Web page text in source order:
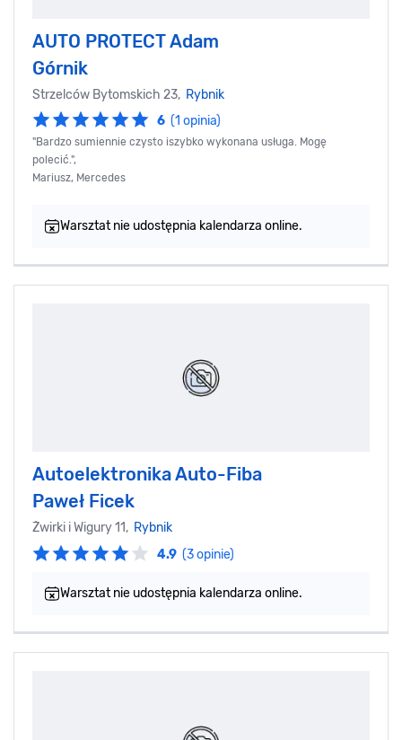
AUTO PROTECT Adam
Górnik
Strzelców Bytomskich 23, Rybnik
6 (1 opinia)
"Bardzo sumiennie czysto iszybko wykonana usługa. Mogę
polecić.",
Mariusz, Mercedes
Warsztat nie udostępnia kalendarza online.
Autoelektronika Auto-Fiba
Paweł Ficek‎
Żwirki i Wigury 11, Rybnik
4.9 (3 opinie)
Warsztat nie udostępnia kalendarza online.